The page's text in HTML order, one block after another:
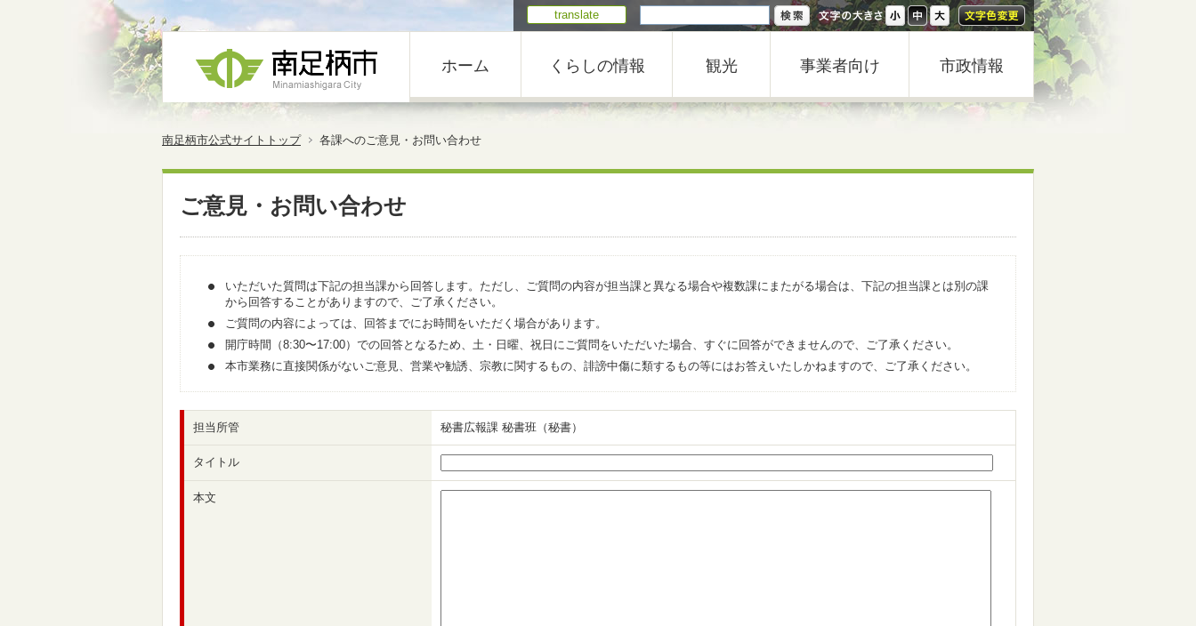
translate
ホーム くらしの情報 観光 事業者向け 市政情報
南足柄市公式サイトトップ 各課へのご意見・お問い合わせ
ご意見・お問い合わせ
いただいた質問は下記の担当課から回答します。ただし、ご質問の内容が担当課と異なる場合や複数課にまたがる場合は、下記の担当課とは別の課
から回答することがありますので、ご了承ください。
ご質問の内容によっては、回答までにお時間をいただく場合があります。
開庁時間（8:30〜17:00）での回答となるため、土・日曜、祝日にご質問をいただいた場合、すぐに回答ができませんので、ご了承ください。
本市業務に直接関係がないご意見、営業や勧誘、宗教に関するもの、誹謗中傷に類するもの等にはお答えいたしかねますので、ご了承ください。
担当所管 秘書広報課 秘書班（秘書）
タイトル
本文